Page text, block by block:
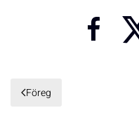
Föreg